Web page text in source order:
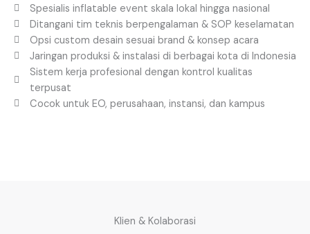
Spesialis inflatable event skala lokal hingga nasional
Ditangani tim teknis berpengalaman & SOP keselamatan
Opsi custom desain sesuai brand & konsep acara
Jaringan produksi & instalasi di berbagai kota di Indonesia
Sistem kerja profesional dengan kontrol kualitas
terpusat
Cocok untuk EO, perusahaan, instansi, dan kampus
Klien & Kolaborasi